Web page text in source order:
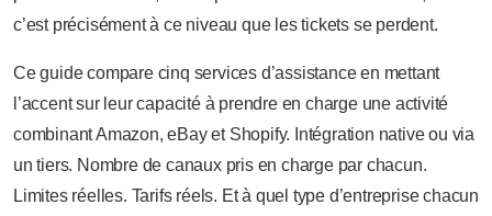
c’est précisément à ce niveau que les tickets se perdent.
Ce guide compare cinq services d’assistance en mettant
l’accent sur leur capacité à prendre en charge une activité
combinant Amazon, eBay et Shopify. Intégration native ou via
un tiers. Nombre de canaux pris en charge par chacun.
Limites réelles. Tarifs réels. Et à quel type d’entreprise chacun